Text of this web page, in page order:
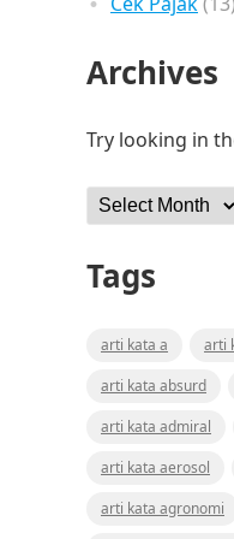
Archives
Try looking in
Archives
Tags
arti kata a arti
arti kata absurd
arti kata admiral
arti kata aerosol
arti kata agronomi